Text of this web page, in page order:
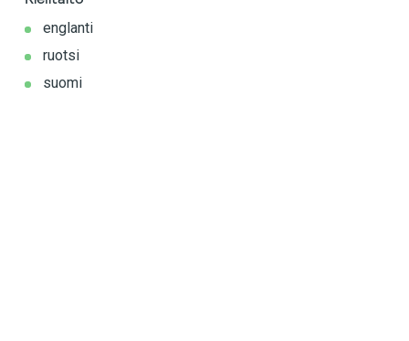
englanti
ruotsi
suomi